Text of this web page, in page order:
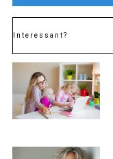
Interessant?